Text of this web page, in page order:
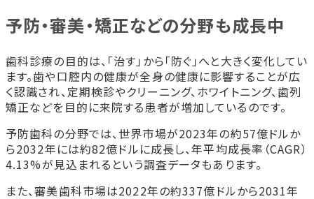
予防・審美・矯正などの分野も成長中
歯科診療の目的は、「治す」から「防ぐ」へと大きく変化してい
ます。歯や口腔内の健康が全身の健康に影響することが広
く認識され、定期検診やクリーニング、ホワイトニング、歯列
矯正などを目的に来院する患者が増加しているのです。
予防歯科の分野では、世界市場が2023年の約57億ドルか
ら2032年には約82億ドルに成長し、年平均成長率（CAGR）
4.13%が見込まれるという調査データもあります。
また、審美歯科市場は2022年の約337億ドルから2031年